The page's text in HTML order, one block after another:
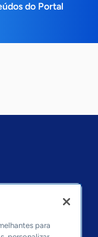
do Portal
para